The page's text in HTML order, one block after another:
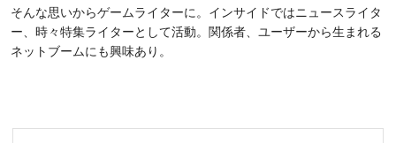
そんな思いからゲームライターに。インサイドではニュースライタ
ー、時々特集ライターとして活動。関係者、ユーザーから生まれる
ネットブームにも興味あり。